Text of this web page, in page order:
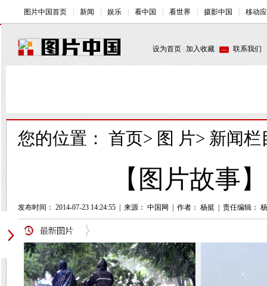
您的位置： 首页> 图 片> 新闻栏
【图片故事
发布时间： 2014-07-23 14:24:55 来源： 中国网 作者： 杨挺 责任编辑：